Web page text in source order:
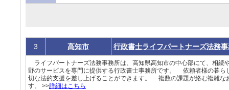
3 高知市 行政書士ライフパートナーズ法務
ライフパートナーズ法務事務所は、高知県高知市の中心部にて、相続
野のサービスを専門に提供する行政書士事務所です。 依頼者様の暮ら
切な法的支援を差し上げることができます。 複数の課題が絡む複雑な
す。 >>詳細はこちら